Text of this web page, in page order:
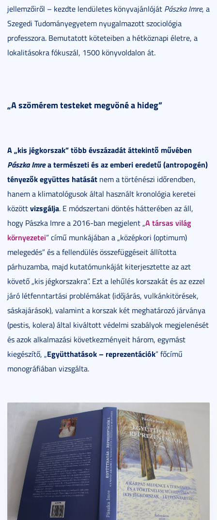
jellemzőiről – kezdte lendületes könyvajánlóját Pászka Imre, a
Szegedi Tudományegyetem nyugalmazott szociológia
professzora. Bemutatott köteteiben a hétköznapi életre, a
lokalitásokra fókuszál, 1500 könyvoldalon át.
„A szömérem testeket megvöné a hideg”
A „kis jégkorszak” több évszázadát áttekintő művében
Pászka Imrea természeti és az emberi eredetű (antropogén)
tényezők együttes hatását nem a történészi időrendben,
hanem a klimatológusok által használt kronológia keretei
közöttvizsgálja. E módszertani döntés hátterében az áll,
hogy Pászka Imre a 2016-ban megjelent „A társas világ
környezetei” című munkájában a „középkori (optimum)
melegedés” és a fellendülés összefüggéseit állította
párhuzamba, majd kutatómunkáját kiterjesztette az azt
követő „kis jégkorszakra”. Ezt a lehűlés korszakát és az ezzel
járó létfenntartási problémákat (időjárás, vulkánkitörések,
sáskajárások), valamint a korszak két meghatározó járványa
(pestis, kolera) által kiváltott védelmi szabályok megjelenését
és azok alkalmazási következményeit három, egymást
kiegészítő, „Együtthatások – reprezentációk” főcímű
monográfiában vizsgálta.